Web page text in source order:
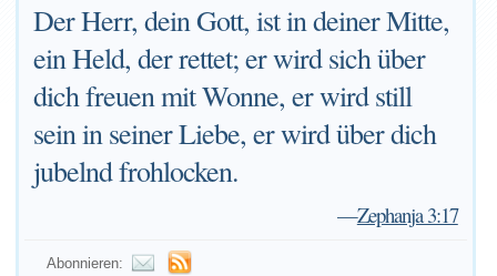
Der Herr, dein Gott, ist in deiner Mitte,
ein Held, der rettet; er wird sich über
dich freuen mit Wonne, er wird still
sein in seiner Liebe, er wird über dich
jubelnd frohlocken.
—Zephanja 3:17
Abonnieren: